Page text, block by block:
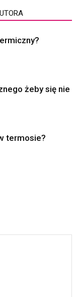
żeby się nie
termosie?